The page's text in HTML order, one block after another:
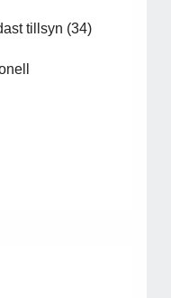
tillsyn (34)